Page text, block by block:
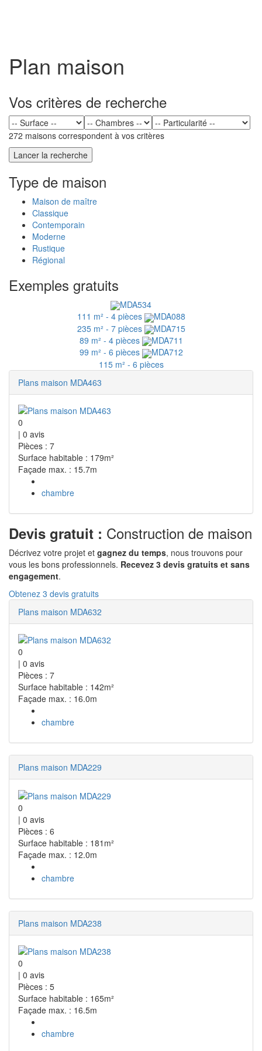
Plan maison
Vos critères de recherche
272 maisons correspondent à vos critères
Type de maison
Maison de maître
Classique
Contemporain
Moderne
Rustique
Régional
Exemples gratuits
MDA534
111 m² - 4 pièces
MDA088
235 m² - 7 pièces
MDA715
89 m² - 4 pièces
MDA711
99 m² - 6 pièces
MDA712
115 m² - 6 pièces
Plans maison MDA463
0
| 0 avis
Pièces : 7
Surface habitable : 179m²
Façade max. : 15.7m
chambre
Devis gratuit : Construction de maison
Décrivez votre projet et gagnez du temps, nous trouvons pour
vous les bons professionnels. Recevez 3 devis gratuits et sans
engagement.
Obtenez 3 devis gratuits
Plans maison MDA632
0
| 0 avis
Pièces : 7
Surface habitable : 142m²
Façade max. : 16.0m
chambre
Plans maison MDA229
0
| 0 avis
Pièces : 6
Surface habitable : 181m²
Façade max. : 12.0m
chambre
Plans maison MDA238
0
| 0 avis
Pièces : 5
Surface habitable : 165m²
Façade max. : 16.5m
chambre